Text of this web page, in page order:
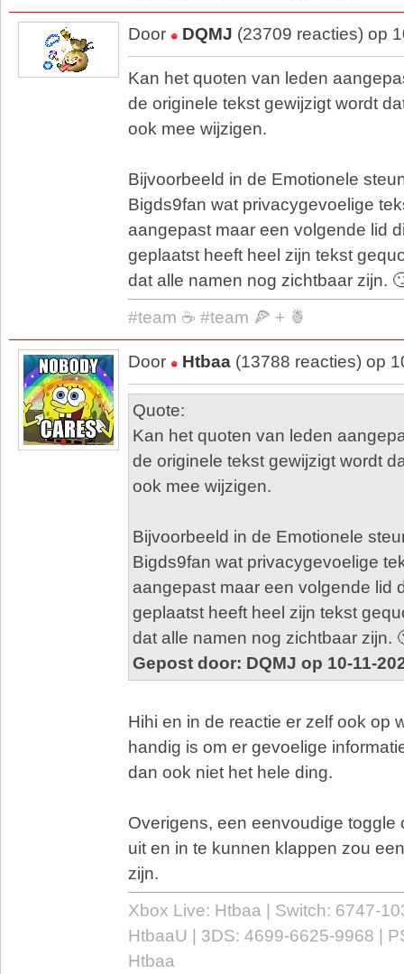
Door DQMJ (23709 reacties) op
Kan het quoten van leden
de originele tekst gewijzigt wordt
ook mee wijzigen.
Bijvoorbeeld in de Emotionele
Bigds9fan wat privacygevoelige
aangepast maar een volgende lid
geplaatst heeft heel zijn tekst
dat alle namen nog zichtbaar zijn.
#team ☕ #team 🍕 + 🍍
Door Htbaa (13788 reacties) op
Quote:
Kan het quoten van leden
de originele tekst gewijzigt wordt
ook mee wijzigen.
Bijvoorbeeld in de Emotionele
Bigds9fan wat privacygevoelige
aangepast maar een volgende lid
geplaatst heeft heel zijn tekst
dat alle namen nog zichtbaar zijn.
Gepost door: DQMJ op 10-11-
Hihi en in de reactie er zelf ook op
handig is om er gevoelige
dan ook niet het hele ding.
Overigens, een eenvoudige toggle
uit en in te kunnen klappen zou
zijn.
Xbox Live: Htbaa | Switch: 6747-
HtbaaU | 3DS: 4699-6625-9968 |
Htbaa